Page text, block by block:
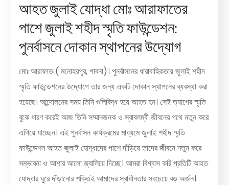
আহত জুলাই যোদ্ধা মোঃ আরাফাতের
পাশে জুলাই শহীদ স্মৃতি ফাউন্ডেশন:
পুনর্বাসনে দোকান স্থাপনের উদ্যোগ
মোঃ আরাফাত ( মনোহরপুর, পাবনা)। পুনর্বাসনের ধারাবাহিকতায় জুলাই শহীদ
স্মৃতি ফাউন্ডেশনের উদ্যোগে তার জন্য একটি দোকান স্থাপনের ব্যবস্থা করা
হয়েছে। আন্দোলনের সময় তিনি গুলিবিদ্ধ হয়ে আহত হন। সেই ত্যাগের স্মৃতি
বুকে ধারণ করেই আজ তিনি সম্মানজনক ও স্বাবলম্বী জীবনের পথে নতুন করে
এগিয়ে যাচ্ছেন। এই পুনর্বাসন কার্যক্রমের মাধ্যমে জুলাই শহীদ স্মৃতি
ফাউন্ডেশন আহত জুলাই যোদ্ধাদের পাশে দাঁড়িয়ে তাদের জীবনে নতুন করে
সম্ভাবনা ও আশার আলো জ্বালিয়ে দিচ্ছে। আমরা বিশ্বাস করি প্রতিটি আহত
যোদ্ধার ঘুরে দাঁড়ানোর শক্তিই আমাদের স্বাধীনতার সবচেয়ে বড় অর্জন।